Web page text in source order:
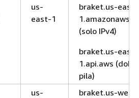
us-
east-1
braket.us-east-
(solo IPv4)
braket.us-east-
1.api.aws (doble
pila)
us-
braket.us-west-